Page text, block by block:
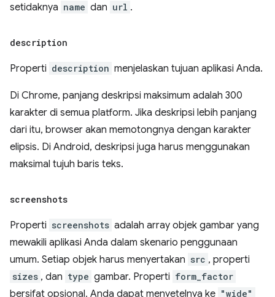
setidaknya name dan url .
description
Properti description menjelaskan tujuan aplikasi Anda.
Di Chrome, panjang deskripsi maksimum adalah 300
karakter di semua platform. Jika deskripsi lebih panjang
dari itu, browser akan memotongnya dengan karakter
elipsis. Di Android, deskripsi juga harus menggunakan
maksimal tujuh baris teks.
screenshots
Properti screenshots adalah array objek gambar yang
mewakili aplikasi Anda dalam skenario penggunaan
umum. Setiap objek harus menyertakan src , properti
sizes , dan type gambar. Properti form_factor
bersifat opsional. Anda dapat menyetelnya ke "wide"